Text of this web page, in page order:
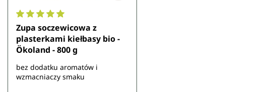
Średnia ocena 5 z 5 gwiazdek
Zupa soczewicowa z
plasterkami kiełbasy bio -
Ökoland - 800 g
bez dodatku aromatów i
wzmacniaczy smaku